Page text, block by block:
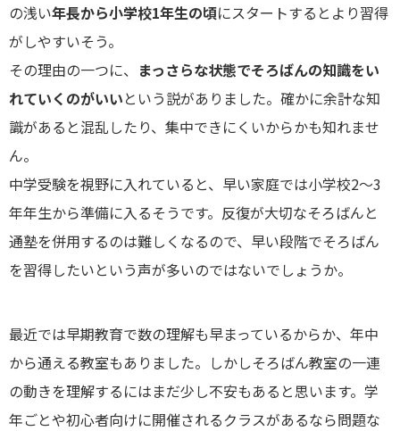
の浅い年長から小学校1年生の頃にスタートするとより習得
がしやすいそう。
その理由の一つに、 まっさらな状態でそろばんの知識をい
れていくのがいいという説がありました。確かに余計な知
識があると混乱したり、集中できにくいからかも知れませ
ん。
中学受験を視野に入れていると、早い家庭では小学校2～3
年年生から準備に入るそうです。反復が大切なそろばんと
通塾を併用するのは難しくなるので、早い段階でそろばん
を習得したいという声が多いのではないでしょうか。
最近では早期教育で数の理解も早まっているからか、年中
から通える教室もありました。しかしそろばん教室の一連
の動きを理解するにはまだ少し不安もあると思います。学
年ごとや初心者向けに開催されるクラスがあるなら問題な